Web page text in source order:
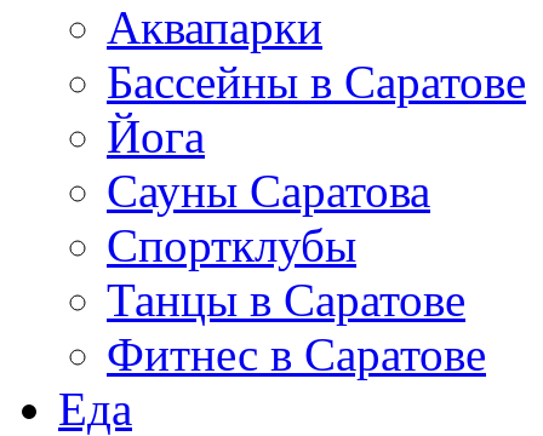
Аквапарки
Бассейны в Саратове
Йога
Сауны Саратова
Спортклубы
Танцы в Саратове
Фитнес в Саратове
Еда